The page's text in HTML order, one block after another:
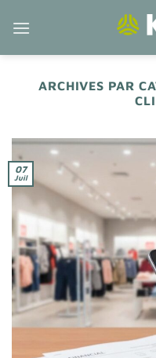
ARCHIVES PAR
07
Juil